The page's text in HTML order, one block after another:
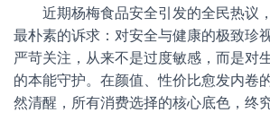
近期杨梅食品安全引发的全民热议
最朴素的诉求：对安全与健康的极致珍
严苛关注，从来不是过度敏感，而是对
的本能守护。在颜值、性价比愈发内卷
然清醒，所有消费选择的核心底色，终